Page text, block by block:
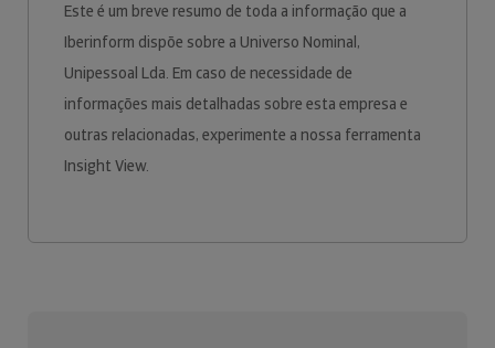
Este é um breve resumo de toda a informação que a
Iberinform dispõe sobre a Universo Nominal,
Unipessoal Lda. Em caso de necessidade de
informações mais detalhadas sobre esta empresa e
outras relacionadas, experimente a nossa ferramenta
Insight View.